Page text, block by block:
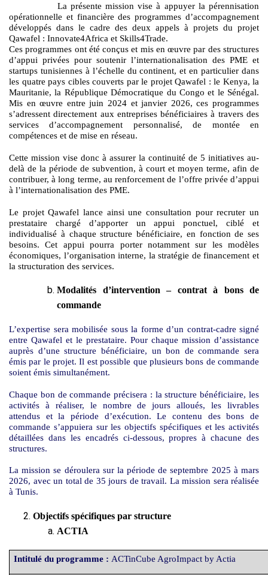
La présente mission vise à appuyer la pérennisation
opérationnelle et financière des programmes d’accompagnement
développés dans le cadre des deux appels à projets du projet
Qawafel : Innovate4Africa et Skills4Trade.
Ces programmes ont été conçus et mis en œuvre par des structures
d’appui privées pour soutenir l’internationalisation des PME et
startups tunisiennes à l’échelle du continent, et en particulier dans
les quatre pays cibles couverts par le projet Qawafel : le Kenya, la
Mauritanie, la République Démocratique du Congo et le Sénégal.
Mis en œuvre entre juin 2024 et janvier 2026, ces programmes
s’adressent directement aux entreprises bénéficiaires à travers des
services d’accompagnement personnalisé, de montée en
compétences et de mise en réseau.
Cette mission vise donc à assurer la continuité de 5 initiatives au-
delà de la période de subvention, à court et moyen terme, afin de
contribuer, à long terme, au renforcement de l’offre privée d’appui
à l’internationalisation des PME.
Le projet Qawafel lance ainsi une consultation pour recruter un
prestataire chargé d’apporter un appui ponctuel, ciblé et
individualisé à chaque structure bénéficiaire, en fonction de ses
besoins. Cet appui pourra porter notamment sur les modèles
économiques, l’organisation interne, la stratégie de financement et
la structuration des services.
Modalités d’intervention – contrat à bons de
commande
L’expertise sera mobilisée sous la forme d’un contrat-cadre signé
entre Qawafel et le prestataire. Pour chaque mission d’assistance
auprès d’une structure bénéficiaire, un bon de commande sera
émis par le projet. Il est possible que plusieurs bons de commande
soient émis simultanément.
Chaque bon de commande précisera : la structure bénéficiaire, les
activités à réaliser, le nombre de jours alloués, les livrables
attendus et la période d’exécution. Le contenu des bons de
commande s’appuiera sur les objectifs spécifiques et les activités
détaillées dans les encadrés ci-dessous, propres à chacune des
structures.
La mission se déroulera sur la période de septembre 2025 à mars
2026, avec un total de 35 jours de travail. La mission sera réalisée
à Tunis.
Objectifs spécifiques par structure
ACTIA
Intitulé du programme : ACTinCube AgroImpact by Actia